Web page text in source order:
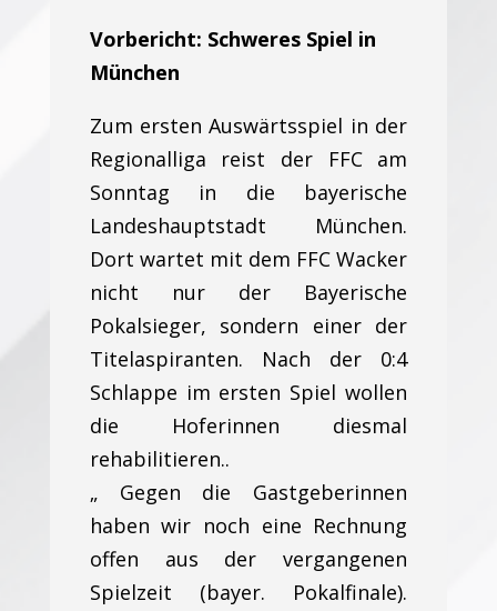
Vorbericht: Schweres Spiel in
München
Zum ersten Auswärtsspiel in der
Regionalliga reist der FFC am
Sonntag in die bayerische
Landeshauptstadt München.
Dort wartet mit dem FFC Wacker
nicht nur der Bayerische
Pokalsieger, sondern einer der
Titelaspiranten. Nach der 0:4
Schlappe im ersten Spiel wollen
die Hoferinnen diesmal
rehabilitieren..
„ Gegen die Gastgeberinnen
haben wir noch eine Rechnung
offen aus der vergangenen
Spielzeit (bayer. Pokalfinale).